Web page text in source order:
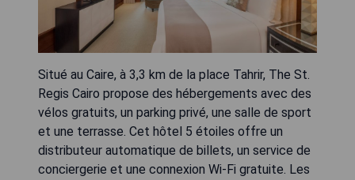
Situé au Caire, à 3,3 km de la place Tahrir, The St.
Regis Cairo propose des hébergements avec des
vélos gratuits, un parking privé, une salle de sport
et une terrasse. Cet hôtel 5 étoiles offre un
distributeur automatique de billets, un service de
conciergerie et une connexion Wi-Fi gratuite. Les